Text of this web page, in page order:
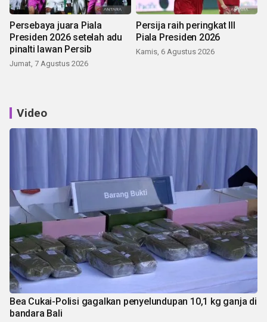
Persebaya juara Piala
Presiden 2026 setelah adu
pinalti lawan Persib
Jumat, 7 Agustus 2026
Persija raih peringkat III
Piala Presiden 2026
Kamis, 6 Agustus 2026
Video
Bea Cukai-Polisi gagalkan penyelundupan 10,1 kg ganja di
bandara Bali